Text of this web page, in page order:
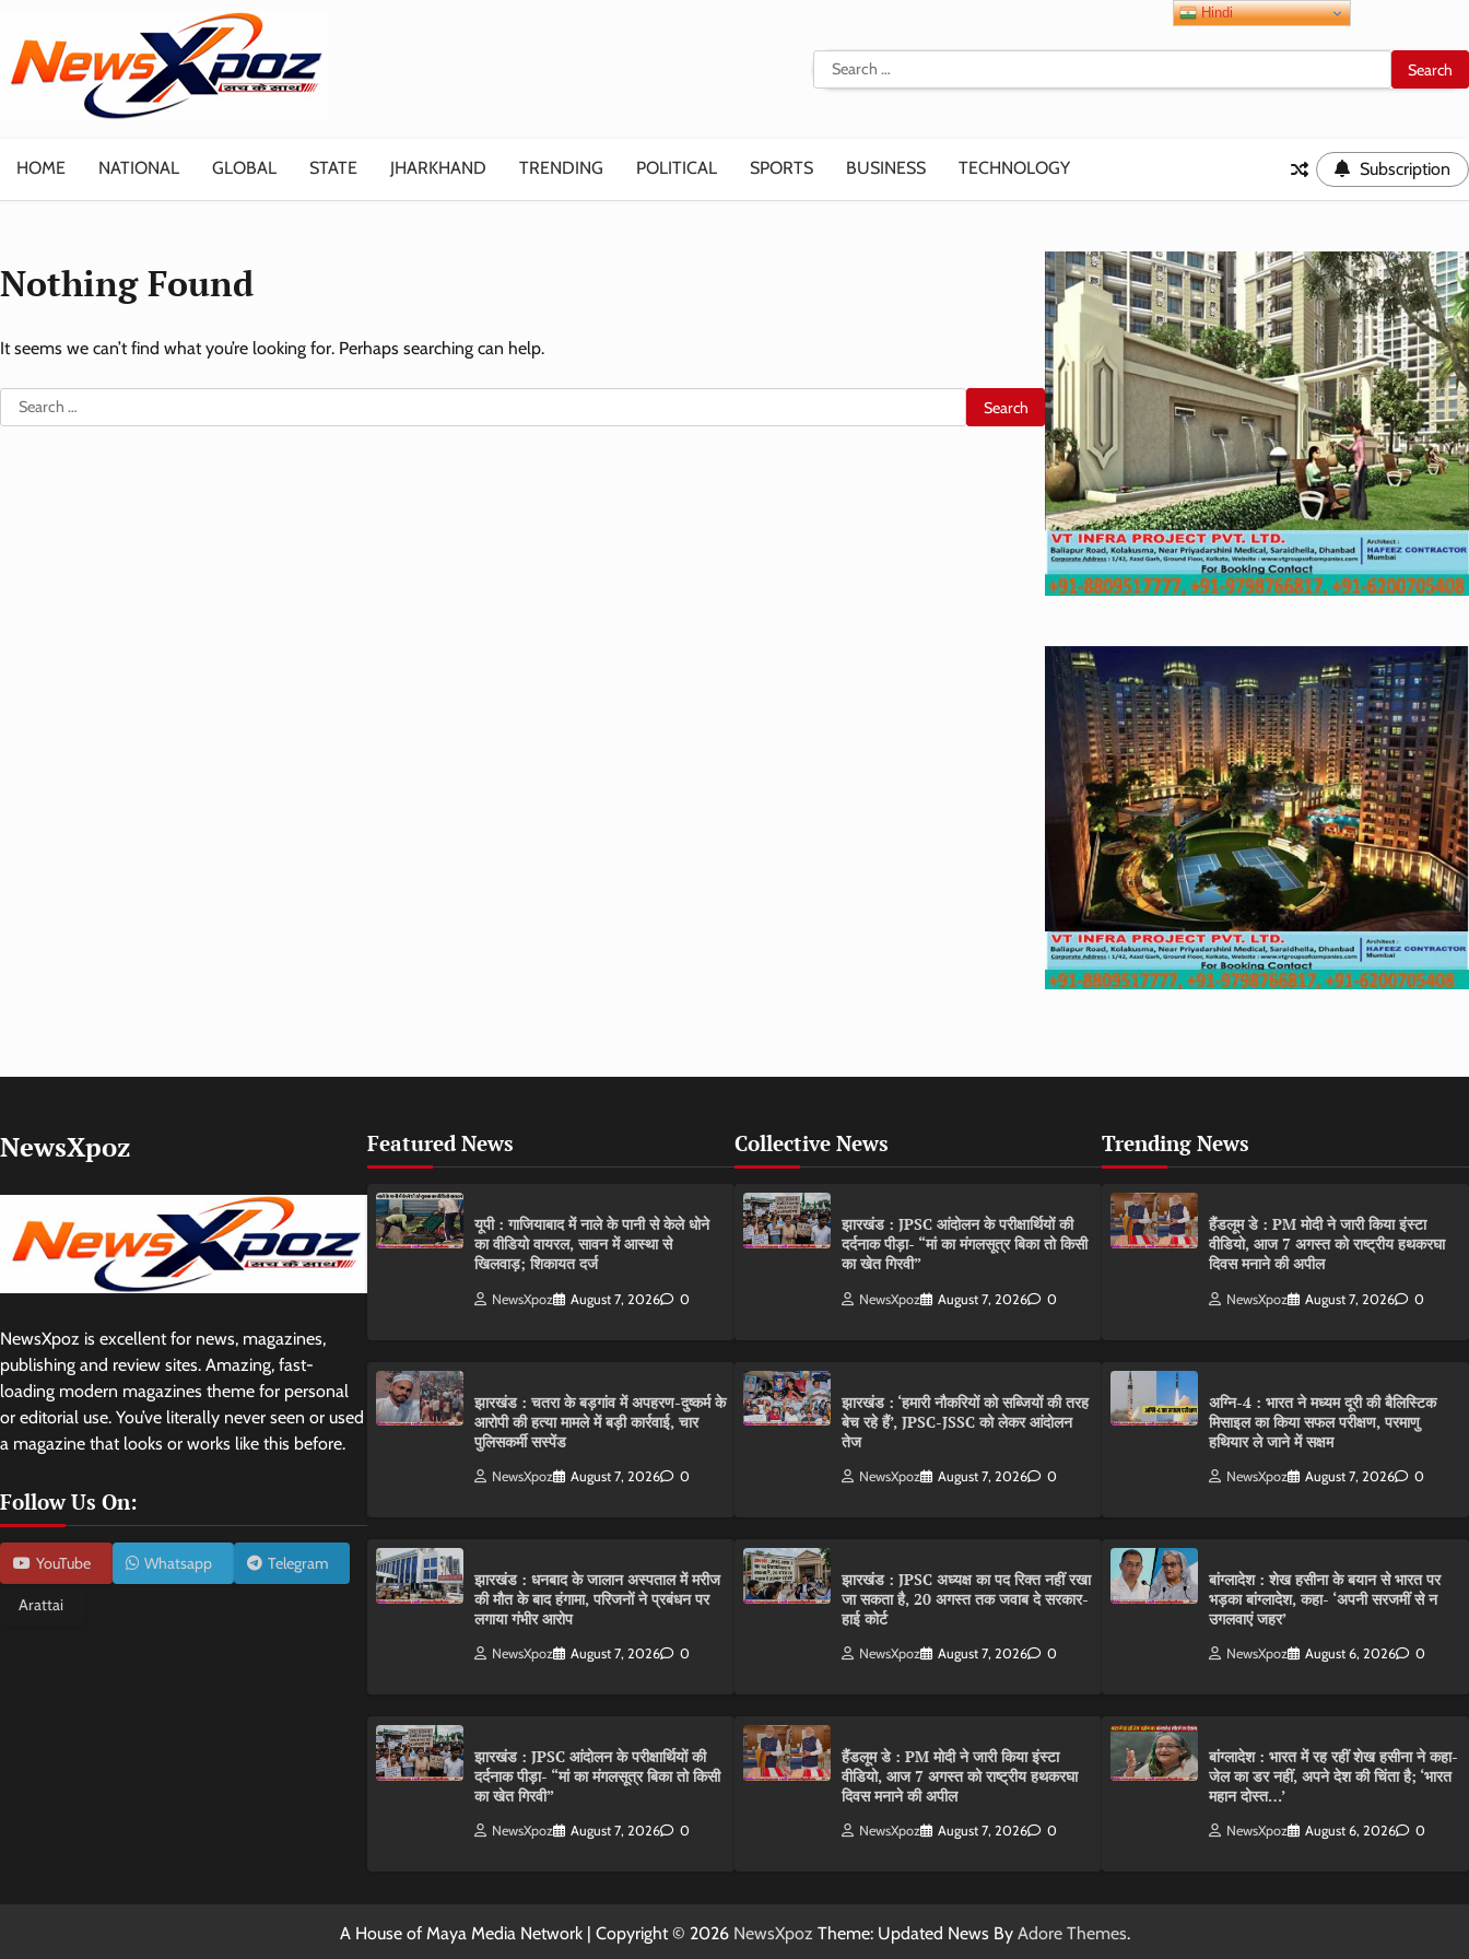
content
Search
for:
HOME NATIONAL GLOBAL STATE JHARKHAND TRENDING POLITICAL SPORTS BUSINESS TECHNOLOGY Subscription
Nothing Found
It seems we can’t find what you’re looking for. Perhaps searching can help.
Search
for:
NewsXpoz
NewsXpoz is excellent for news, magazines,
publishing and review sites. Amazing, fast-
loading modern magazines theme for personal
or editorial use. You’ve literally never seen or used
a magazine that looks or works like this before.
Follow Us On:
YouTube Whatsapp Telegram
Arattai
Featured News
यूपी : गाजियाबाद में नाले के पानी से केले धोने
का वीडियो वायरल, सावन में आस्था से
खिलवाड़; शिकायत दर्ज
NewsXpoz August 7, 2026 0
झारखंड : चतरा के बड़गांव में अपहरण-दुष्कर्म के
आरोपी की हत्या मामले में बड़ी कार्रवाई, चार
पुलिसकर्मी सस्पेंड
NewsXpoz August 7, 2026 0
झारखंड : धनबाद के जालान अस्पताल में मरीज
की मौत के बाद हंगामा, परिजनों ने प्रबंधन पर
लगाया गंभीर आरोप
NewsXpoz August 7, 2026 0
झारखंड : JPSC आंदोलन के परीक्षार्थियों की
दर्दनाक पीड़ा- “मां का मंगलसूत्र बिका तो किसी
का खेत गिरवी”
NewsXpoz August 7, 2026 0
Collective News
झारखंड : JPSC आंदोलन के परीक्षार्थियों की
दर्दनाक पीड़ा- “मां का मंगलसूत्र बिका तो किसी
का खेत गिरवी”
NewsXpoz August 7, 2026 0
झारखंड : ‘हमारी नौकरियों को सब्जियों की तरह
बेच रहे हैं’, JPSC-JSSC को लेकर आंदोलन
तेज
NewsXpoz August 7, 2026 0
झारखंड : JPSC अध्यक्ष का पद रिक्त नहीं रखा
जा सकता है, 20 अगस्त तक जवाब दे सरकार-
हाई कोर्ट
NewsXpoz August 7, 2026 0
हैंडलूम डे : PM मोदी ने जारी किया इंस्टा
वीडियो, आज 7 अगस्त को राष्ट्रीय हथकरघा
दिवस मनाने की अपील
NewsXpoz August 7, 2026 0
Trending News
हैंडलूम डे : PM मोदी ने जारी किया इंस्टा
वीडियो, आज 7 अगस्त को राष्ट्रीय हथकरघा
दिवस मनाने की अपील
NewsXpoz August 7, 2026 0
अग्नि-4 : भारत ने मध्यम दूरी की बैलिस्टिक
मिसाइल का किया सफल परीक्षण, परमाणु
हथियार ले जाने में सक्षम
NewsXpoz August 7, 2026 0
बांग्लादेश : शेख हसीना के बयान से भारत पर
भड़का बांग्लादेश, कहा- ‘अपनी सरजमीं से न
उगलवाएं जहर’
NewsXpoz August 6, 2026 0
बांग्लादेश : भारत में रह रहीं शेख हसीना ने कहा-
जेल का डर नहीं, अपने देश की चिंता है; ‘भारत
महान दोस्त…’
NewsXpoz August 6, 2026 0
A House of Maya Media Network | Copyright © 2026 NewsXpoz Theme: Updated News By Adore Themes.
Hindi